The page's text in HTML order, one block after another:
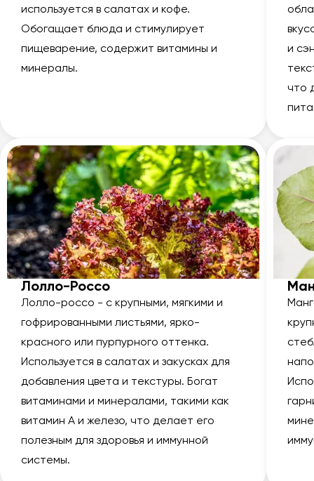
используется в салатах и кофе.
Обогащает блюда и стимулирует
пищеварение, содержит витамины и
минералы.
и
что
Лолло-Россо
Лолло-россо - с крупными, мягкими и
гофрированными листьями, ярко-
красного или пурпурного оттенка.
Используется в салатах и закусках для
добавления цвета и текстуры. Богат
витаминами и минералами, такими как
витамин А и железо, что делает его
полезным для здоровья и иммунной
системы.